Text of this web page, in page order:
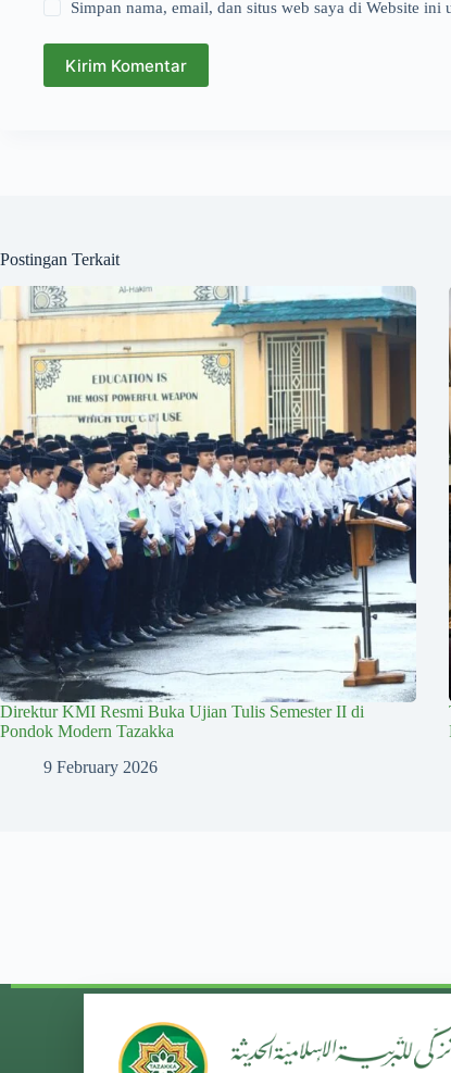
Simpan nama, email, dan situs web saya di Website
Kirim Komentar
Postingan Terkait
Direktur KMI Resmi Buka Ujian Tulis Semester II di
Pondok Modern Tazakka
9 February 2026